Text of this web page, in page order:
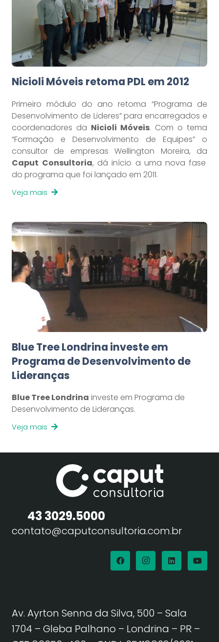
Nicioli Móveis retoma PDL em 2012
Primeiro módulo do ano retoma “Programa de
Desenvolvimento de Lideres” para encarregados e
coordenadores da Nicioli Móveis. Com o tema
“Formação e Desenvolvimento de Equipes” o
consultor de empresas Wellington Moreira, da
Caput Consultoria, dá início a uma nova fase
do programa que foi lançado em 2011.
Veja mais
Blue Tree Londrina investe em
Programa de Desenvolvimento de
Lideranças
Blue Tree Londrina investe em Programa de
Desenvolvimento de Lideranças.
Veja mais
43 3029.5000
contato@caputconsultoria.com.br
Av. Ayrton Senna da Silva, 500 – Sala
1704 – Gleba Palhano – Londrina – PR –